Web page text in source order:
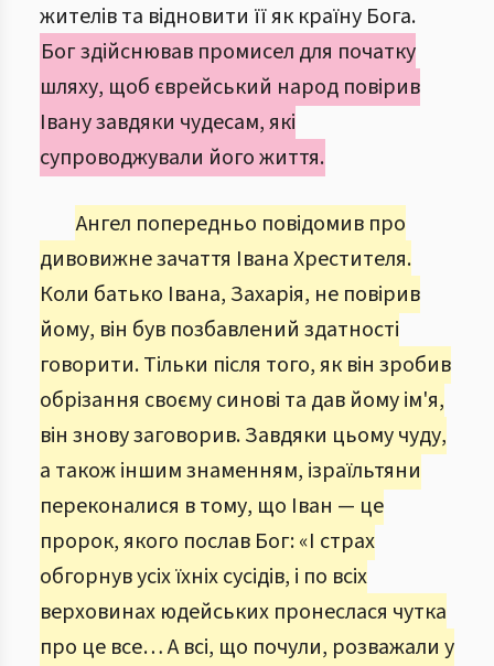
жителів та відновити її як країну Бога.
Бог здійснював промисел для початку
шляху, щоб єврейський народ повірив
Івану завдяки чудесам, які
супроводжували його життя.
Ангел попередньо повідомив про
дивовижне зачаття Івана Хрестителя.
Коли батько Івана, Захарія, не повірив
йому, він був позбавлений здатності
говорити. Тільки після того, як він зробив
обрізання своєму синові та дав йому ім'я,
він знову заговорив. Завдяки цьому чуду,
а також іншим знаменням, ізраїльтяни
переконалися в тому, що Іван — це
пророк, якого послав Бог: «І страх
обгорнув усіх їхніх сусідів, і по всіх
верховинах юдейських пронеслася чутка
про це все… А всі, що почули, розважали у